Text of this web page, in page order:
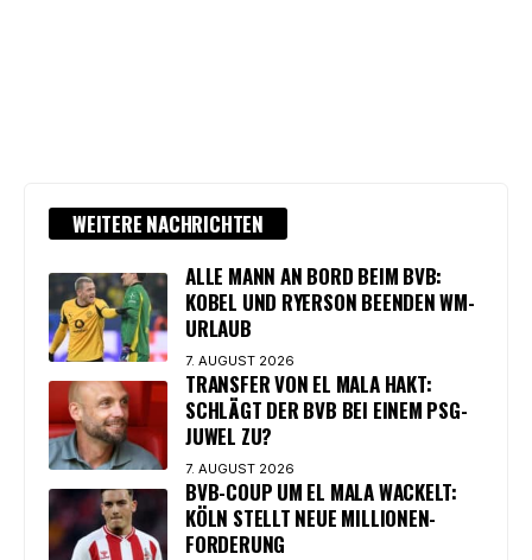
WEITERE NACHRICHTEN
ALLE MANN AN BORD BEIM BVB:
KOBEL UND RYERSON BEENDEN WM-
URLAUB
7. AUGUST 2026
TRANSFER VON EL MALA HAKT:
SCHLÄGT DER BVB BEI EINEM PSG-
JUWEL ZU?
7. AUGUST 2026
BVB-COUP UM EL MALA WACKELT:
KÖLN STELLT NEUE MILLIONEN-
FORDERUNG